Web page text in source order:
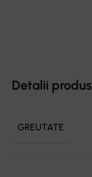
Detalii produs
GREUTATE